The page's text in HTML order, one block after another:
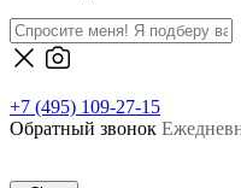
+7 (495) 109-27-15
Обратный звонок